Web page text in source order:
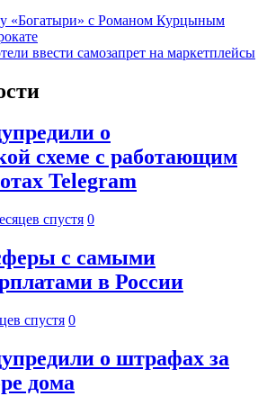
«Богатыри» с Романом Курцыным
ввести самозапрет на маркетплейсы
о
схеме с работающим
Telegram
спустя 0
с самыми
в России
спустя 0
о штрафах за
дома